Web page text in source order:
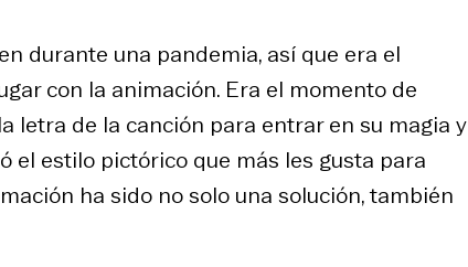
durante una pandemia, así que era el
con la animación. Era el momento de
letra de la canción para entrar en su magia y
el estilo pictórico que más les gusta para
ha sido no solo una solución, también